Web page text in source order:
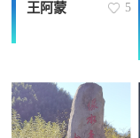
王阿蒙 5